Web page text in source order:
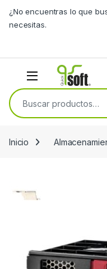
¿No encuentras lo que
necesitas.
Buscar por:
Inicio